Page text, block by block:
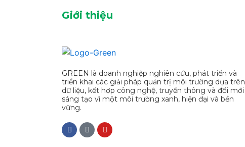
Giới thiệu
GREEN là doanh nghiệp nghiên cứu, phát triển và
triển khai các giải pháp quản trị môi trường dựa trên
dữ liệu, kết hợp công nghệ, truyền thông và đổi mới
sáng tạo vì một môi trường xanh, hiện đại và bền
vững.